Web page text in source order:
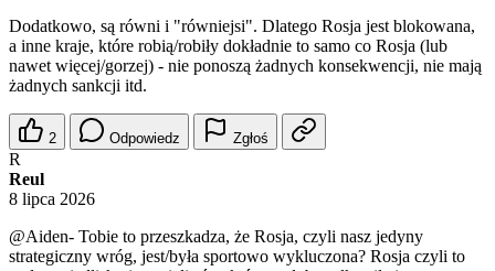
Dodatkowo, są równi i "równiejsi". Dlatego Rosja jest blokowana,
a inne kraje, które robią/robiły dokładnie to samo co Rosja (lub
nawet więcej/gorzej) - nie ponoszą żadnych konsekwencji, nie mają
żadnych sankcji itd.
2 Odpowiedz Zgłoś
R
Reul
8 lipca 2026
@Aiden- Tobie to przeszkadza, że Rosja, czyli nasz jedyny
strategiczny wróg, jest/była sportowo wykluczona? Rosja czyli to